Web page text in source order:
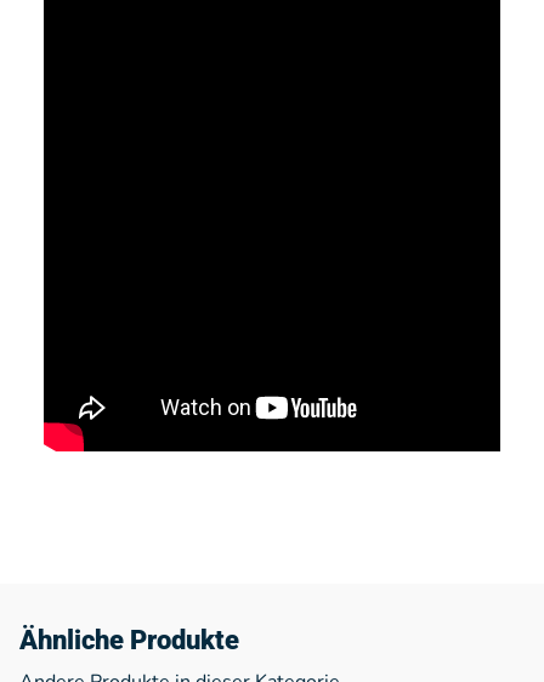
Ähnliche Produkte